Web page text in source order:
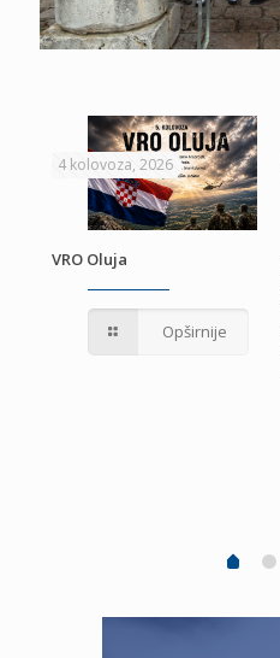
4 kolovoza, 2026
VRO Oluja
Opširnije